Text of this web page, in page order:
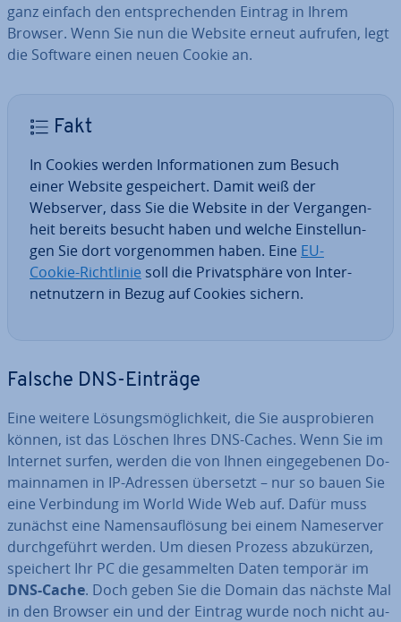
ganz einfach den ent­spre­chen­den Eintrag in Ihrem
Browser. Wenn Sie nun die Website erneut aufrufen, legt
die Software einen neuen Cookie an.
Fakt
In Cookies werden In­for­ma­tio­nen zum Besuch
einer Website ge­spei­chert. Damit weiß der
Webserver, dass Sie die Website in der Ver­gan­gen­
heit bereits besucht haben und welche Ein­stel­lun­
gen Sie dort vor­ge­nom­men haben. Eine EU-
Cookie-Richt­li­nie soll die Pri­vat­sphä­re von In­ter­
net­nut­zern in Bezug auf Cookies sichern.
Falsche DNS-Einträge
Eine weitere Lö­sungs­mög­lich­keit, die Sie aus­pro­bie­ren
können, ist das Löschen Ihres DNS-Caches. Wenn Sie im
Internet surfen, werden die von Ihnen ein­ge­ge­be­nen Do­
main­na­men in IP-Adressen übersetzt – nur so bauen Sie
eine Ver­bin­dung im World Wide Web auf. Dafür muss
zunächst eine Na­mens­auf­lö­sung bei einem Name­ser­ver
durch­ge­führt werden. Um diesen Prozess ab­zu­kür­zen,
speichert Ihr PC die ge­sam­mel­ten Daten temporär im
DNS-Cache. Doch geben Sie die Domain das nächste Mal
in den Browser ein und der Eintrag wurde noch nicht au­